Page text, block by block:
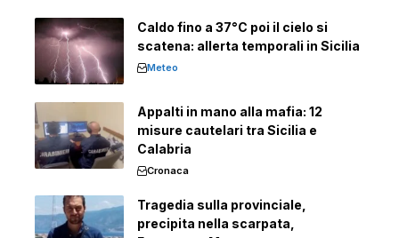
Caldo fino a 37°C poi il cielo si
scatena: allerta temporali in Sicilia
Meteo
Appalti in mano alla mafia: 12
misure cautelari tra Sicilia e
Calabria
Cronaca
Tragedia sulla provinciale,
precipita nella scarpata,